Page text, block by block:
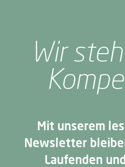
Wir
Mit unserem
Newsletter
Laufenden